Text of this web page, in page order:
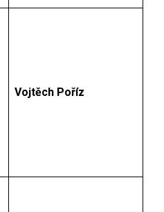
Vojtěch Poříz